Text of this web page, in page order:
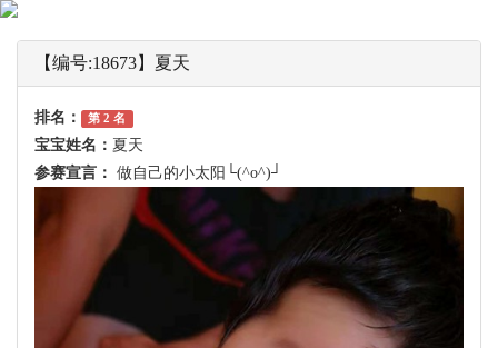
【编号:18673】夏天
排名： 第 2 名
宝宝姓名： 夏天
参赛宣言： 做自己的小太阳└(^o^)┘